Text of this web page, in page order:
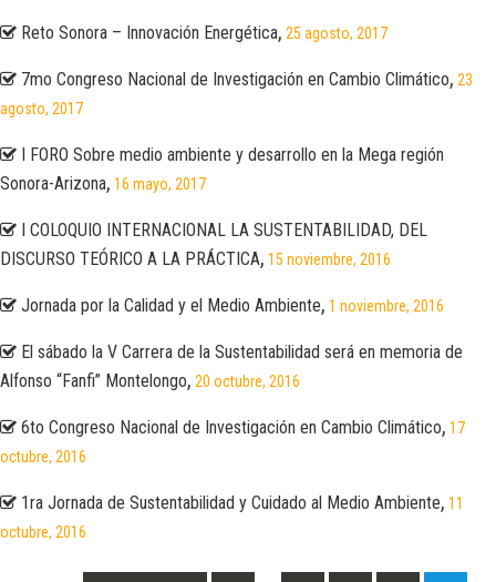
Reto Sonora – Innovación Energética, 25 agosto, 2017
7mo Congreso Nacional de Investigación en Cambio Climático, 23
agosto, 2017
I FORO Sobre medio ambiente y desarrollo en la Mega región
Sonora-Arizona, 16 mayo, 2017
I COLOQUIO INTERNACIONAL LA SUSTENTABILIDAD, DEL
DISCURSO TEÓRICO A LA PRÁCTICA, 15 noviembre, 2016
Jornada por la Calidad y el Medio Ambiente, 1 noviembre, 2016
El sábado la V Carrera de la Sustentabilidad será en memoria de
Alfonso “Fanfi” Montelongo, 20 octubre, 2016
6to Congreso Nacional de Investigación en Cambio Climático, 17
octubre, 2016
1ra Jornada de Sustentabilidad y Cuidado al Medio Ambiente, 11
octubre, 2016